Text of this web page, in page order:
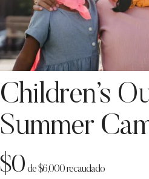
Children’s
Summer
$0 de$6,000recaudado